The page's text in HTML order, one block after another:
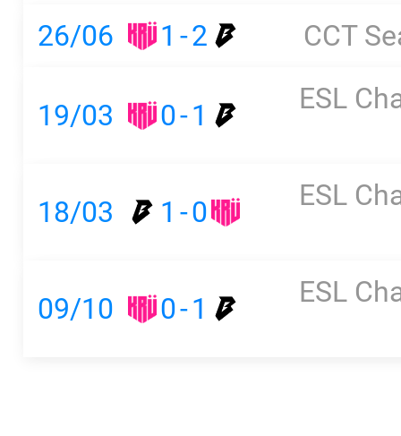
26/06 1 -2 CCT
19/03 0-1 ESL
18/03 1 -0 ESL
09/10 0-1 ESL